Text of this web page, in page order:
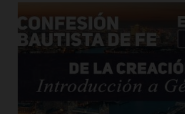
Introducción a
Confesión Bautista de Fe - La